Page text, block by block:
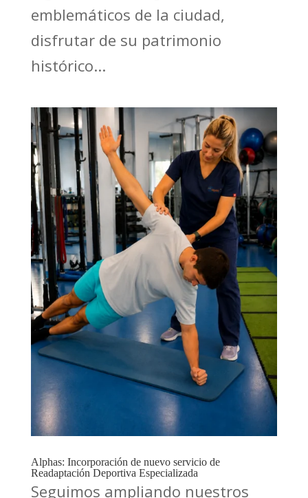
emblemáticos de la ciudad,
disfrutar de su patrimonio
histórico...
Alphas: Incorporación de nuevo servicio de
Readaptación Deportiva Especializada
Seguimos ampliando nuestros